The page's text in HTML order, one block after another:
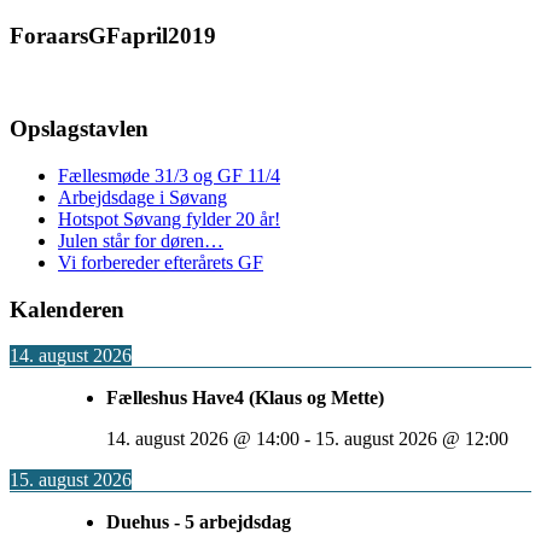
ForaarsGFapril2019
Opslagstavlen
Fællesmøde 31/3 og GF 11/4
Arbejdsdage i Søvang
Hotspot Søvang fylder 20 år!
Julen står for døren…
Vi forbereder efterårets GF
Kalenderen
14. august 2026
Fælleshus Have4 (Klaus og Mette)
14. august 2026 @ 14:00 - 15. august 2026 @ 12:00
15. august 2026
Duehus - 5 arbejdsdag